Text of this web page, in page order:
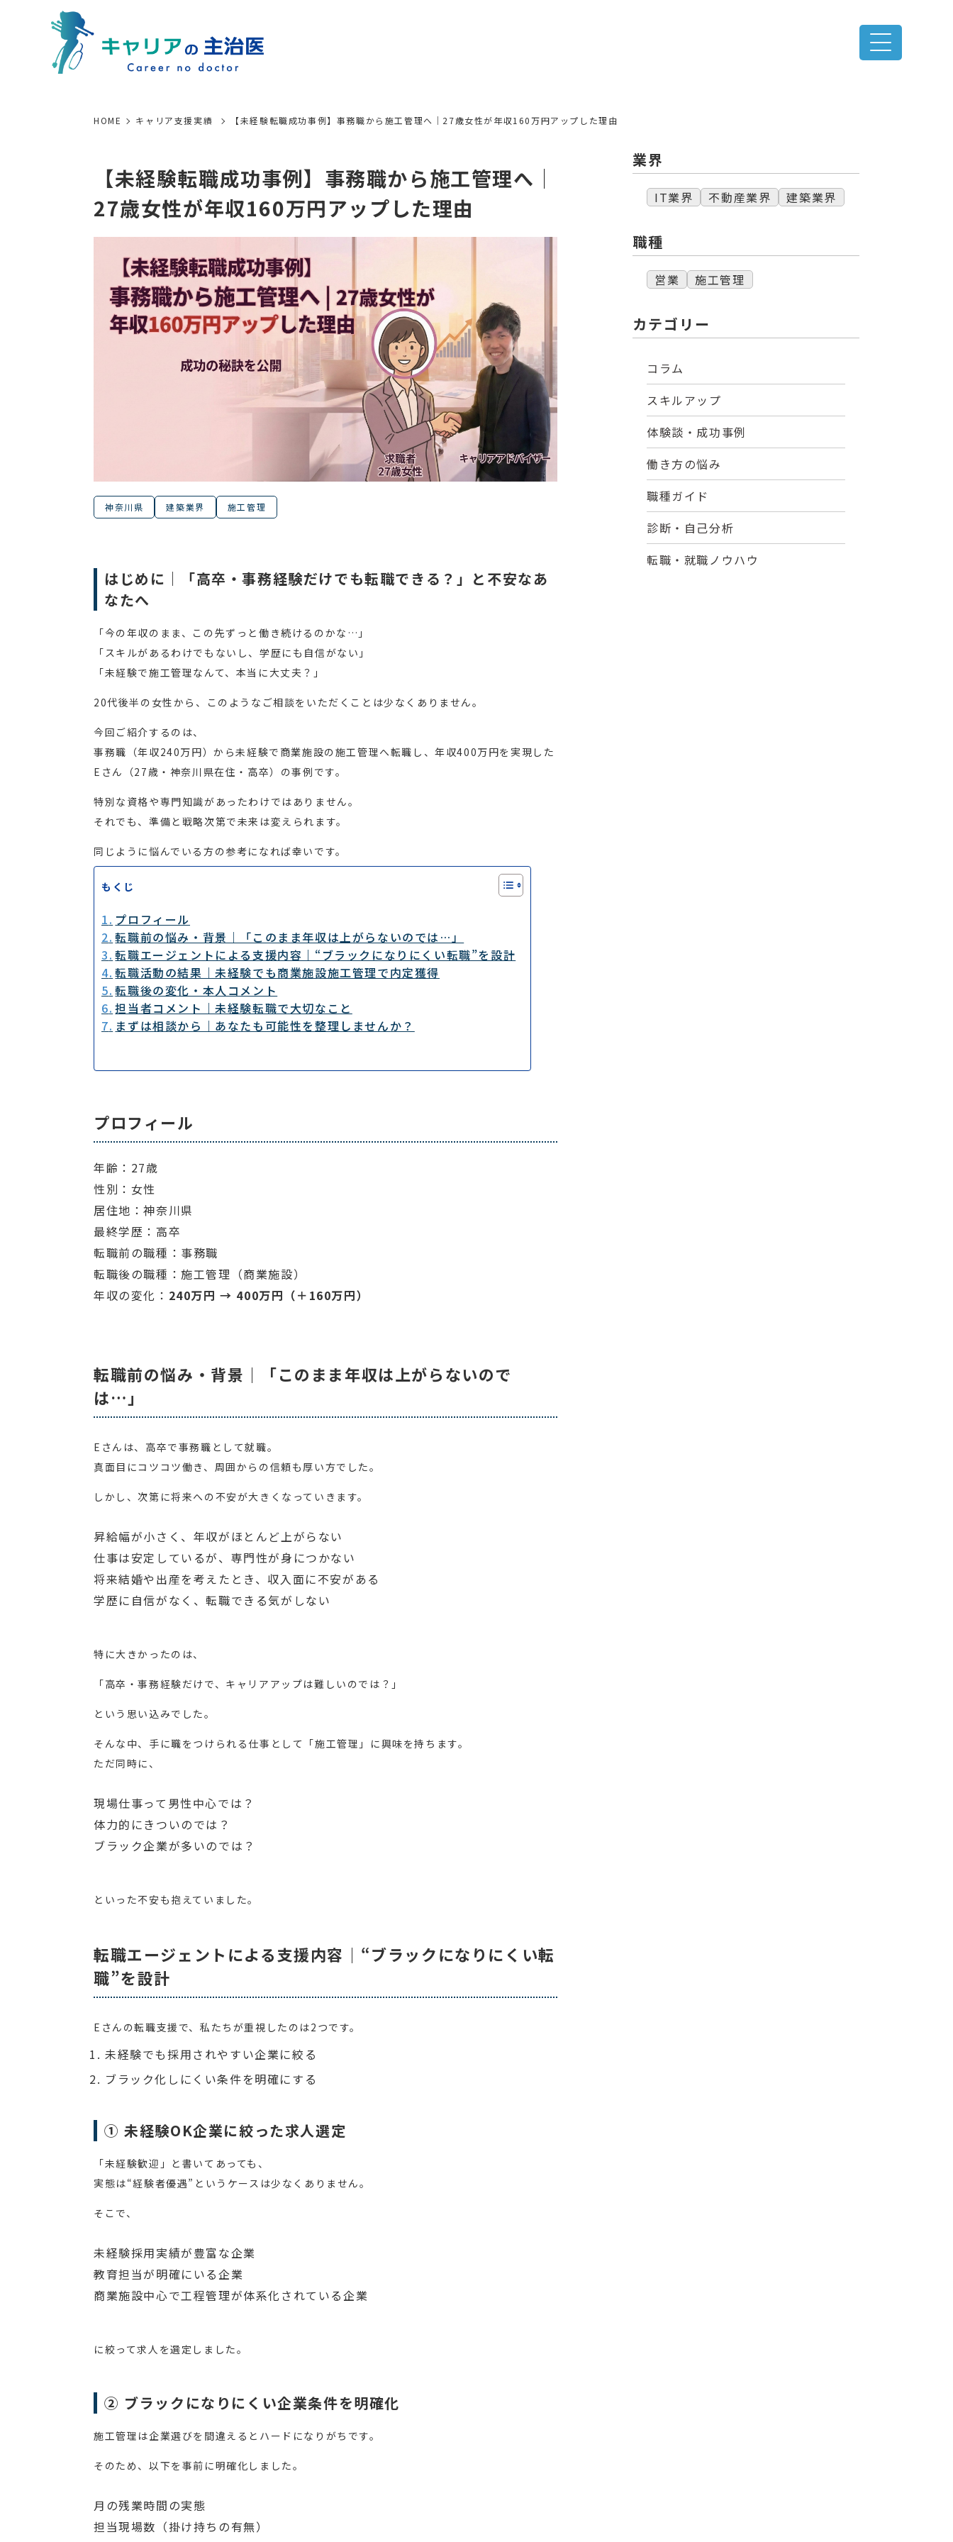
HOME キャリア支援実績 【未経験転職成功事例】事務職から施工管理へ｜27歳女性が年収160万円アップした理由
【未経験転職成功事例】事務職から施工管理へ｜
27歳女性が年収160万円アップした理由
神奈川県 建築業界 施工管理
はじめに｜「高卒・事務経験だけでも転職できる？」と不安なあ
なたへ
「今の年収のまま、この先ずっと働き続けるのかな…」
「スキルがあるわけでもないし、学歴にも自信がない」
「未経験で施工管理なんて、本当に大丈夫？」
20代後半の女性から、このようなご相談をいただくことは少なくありません。
今回ご紹介するのは、
事務職（年収240万円）から未経験で商業施設の施工管理へ転職し、年収400万円を実現した
Eさん（27歳・神奈川県在住・高卒）の事例です。
特別な資格や専門知識があったわけではありません。
それでも、準備と戦略次第で未来は変えられます。
同じように悩んでいる方の参考になれば幸いです。
もくじ
プロフィール
転職前の悩み・背景｜「このまま年収は上がらないのでは…」
転職エージェントによる支援内容｜“ブラックになりにくい転職”を設計
転職活動の結果｜未経験でも商業施設施工管理で内定獲得
転職後の変化・本人コメント
担当者コメント｜未経験転職で大切なこと
まずは相談から｜あなたも可能性を整理しませんか？
プロフィール
年齢：27歳
性別：女性
居住地：神奈川県
最終学歴：高卒
転職前の職種：事務職
転職後の職種：施工管理（商業施設）
年収の変化： 240万円 → 400万円（＋160万円）
転職前の悩み・背景｜「このまま年収は上がらないので
は…」
Eさんは、高卒で事務職として就職。
真面目にコツコツ働き、周囲からの信頼も厚い方でした。
しかし、次第に将来への不安が大きくなっていきます。
昇給幅が小さく、年収がほとんど上がらない
仕事は安定しているが、専門性が身につかない
将来結婚や出産を考えたとき、収入面に不安がある
学歴に自信がなく、転職できる気がしない
特に大きかったのは、
「高卒・事務経験だけで、キャリアアップは難しいのでは？」
という思い込みでした。
そんな中、手に職をつけられる仕事として「施工管理」に興味を持ちます。
ただ同時に、
現場仕事って男性中心では？
体力的にきついのでは？
ブラック企業が多いのでは？
といった不安も抱えていました。
転職エージェントによる支援内容｜“ブラックになりにくい転
職”を設計
Eさんの転職支援で、私たちが重視したのは2つです。
未経験でも採用されやすい企業に絞る
ブラック化しにくい条件を明確にする
① 未経験OK企業に絞った求人選定
「未経験歓迎」と書いてあっても、
実態は“経験者優遇”というケースは少なくありません。
そこで、
未経験採用実績が豊富な企業
教育担当が明確にいる企業
商業施設中心で工程管理が体系化されている企業
に絞って求人を選定しました。
② ブラックになりにくい企業条件を明確化
施工管理は企業選びを間違えるとハードになりがちです。
そのため、以下を事前に明確化しました。
月の残業時間の実態
担当現場数（掛け持ちの有無）
業界
IT業界 不動産業界 建築業界
職種
営業 施工管理
カテゴリー
コラム
スキルアップ
体験談・成功事例
働き方の悩み
職種ガイド
診断・自己分析
転職・就職ノウハウ